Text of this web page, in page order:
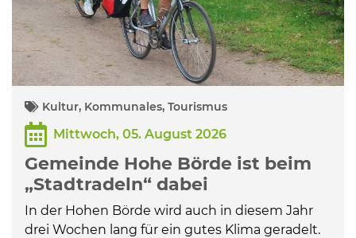
Kultur, Kommunales, Tourismus
Mittwoch, 05. August 2026
Gemeinde Hohe Börde ist beim
„Stadtradeln“ dabei
In der Hohen Börde wird auch in diesem Jahr
drei Wochen lang für ein gutes Klima geradelt.